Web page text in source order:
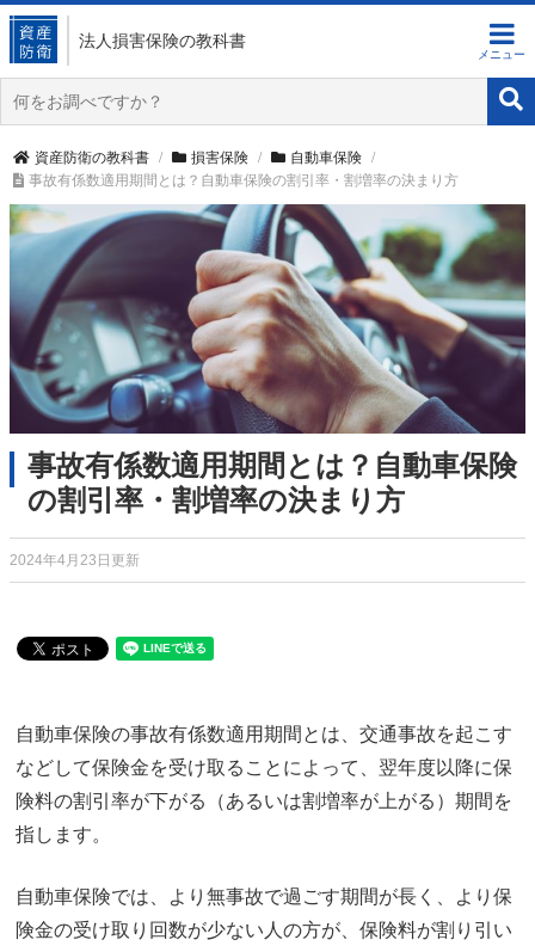
法人損害保険の教科書
資産防衛の教科書 損害保険
自動車保険
事故有係数適用期間とは？自動車保険の割引率・割増率の決まり方
事故有係数適用期間とは？自動車保険
の割引率・割増率の決まり方
2024年4月23日更新
自動車保険の事故有係数適用期間とは、交通事故を起こす
などして保険金を受け取ることによって、翌年度以降に保
険料の割引率が下がる（あるいは割増率が上がる）期間を
指します。
自動車保険では、より無事故で過ごす期間が長く、より保
険金の受け取り回数が少ない人の方が、保険料が割り引い